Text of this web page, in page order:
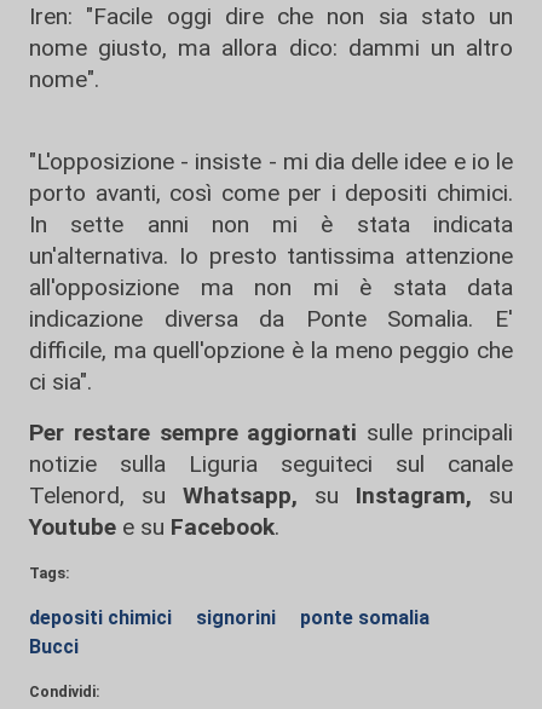
Iren: "Facile oggi dire che non sia stato un
nome giusto, ma allora dico: dammi un altro
nome".
"L'opposizione - insiste - mi dia delle idee e io le
porto avanti, così come per i depositi chimici.
In sette anni non mi è stata indicata
un'alternativa. Io presto tantissima attenzione
all'opposizione ma non mi è stata data
indicazione diversa da Ponte Somalia. E'
difficile, ma quell'opzione è la meno peggio che
ci sia".
Per restare sempre aggiornati sulle principali
notizie sulla Liguria seguiteci sul canale
Telenord, su
Whatsapp, su Instagram, su
Youtube e su Facebook.
Tags:
depositi chimici signorini
ponte somalia
Bucci
Condividi: